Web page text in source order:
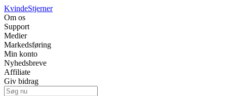
KvindeStjerner
Om os
Support
Medier
Markedsføring
Min konto
Nyhedsbreve
Affiliate
Giv bidrag